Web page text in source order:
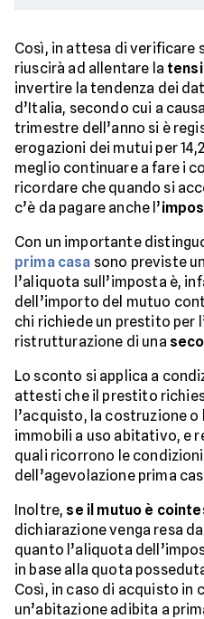
Così, in attesa di verificare
riuscirà ad allentare la
invertire la tendenza dei
d’Italia, secondo cui a
trimestre dell’anno si è
erogazioni dei mutui per
meglio continuare a fare i
ricordare che quando si
c’è da pagare anche l’
Con un importante
prima casa sono previste
l’aliquota sull’imposta è,
dell’importo del mutuo
chi richiede un prestito per
ristrutturazione di una
Lo sconto si applica a
attesti che il prestito
l’acquisto, la costruzione
immobili a uso abitativo, e
quali ricorrono le
dell’agevolazione prima
Inoltre, se il mutuo è
dichiarazione venga resa
quanto l’aliquota
in base alla quota
Così, in caso di acquisto in
un’abitazione adibita a